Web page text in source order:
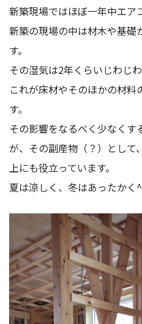
新築現場ではほぼ一年中エア
新築の現場の中は材木や基礎
す。
その湿気は2年くらいじわじ
これが床材やそのほかの材料
す。
その影響をなるべく少なく
が、その副産物（？）として
上にも役立っています。
夏は涼しく、冬はあったかく